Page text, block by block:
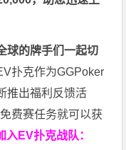
球的牌手们一起切
扑克作为GGPoker
推出福利反馈活
费赛任务就可以获
入EV扑克战队：